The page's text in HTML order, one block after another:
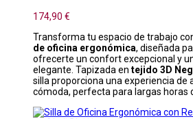
174,90 €
Transforma tu espacio de trabajo
de oficina ergonómica, diseñada
ofrecerte un confort excepcional y
elegante. Tapizada en tejido 3D
silla proporciona una experiencia de
cómoda, perfecta para largas horas